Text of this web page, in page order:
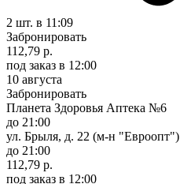
2 шт. в 11:09
Забронировать
112,79 р.
под заказ в 12:00
10 августа
Забронировать
Планета Здоровья Аптека №6
до 21:00
ул. Брыля, д. 22 (м-н "Евроопт")
до 21:00
112,79 р.
под заказ в 12:00